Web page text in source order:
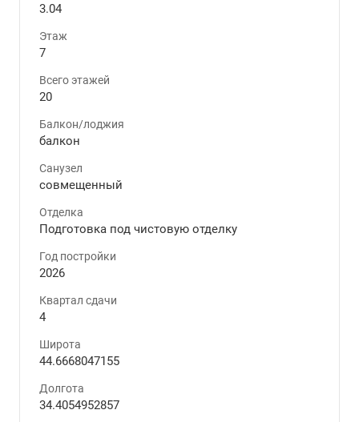
3.04
Этаж
7
Всего этажей
20
Балкон/лоджия
балкон
Санузел
совмещенный
Отделка
Подготовка под чистовую отделку
Год постройки
2026
Квартал сдачи
4
Широта
44.6668047155
Долгота
34.4054952857